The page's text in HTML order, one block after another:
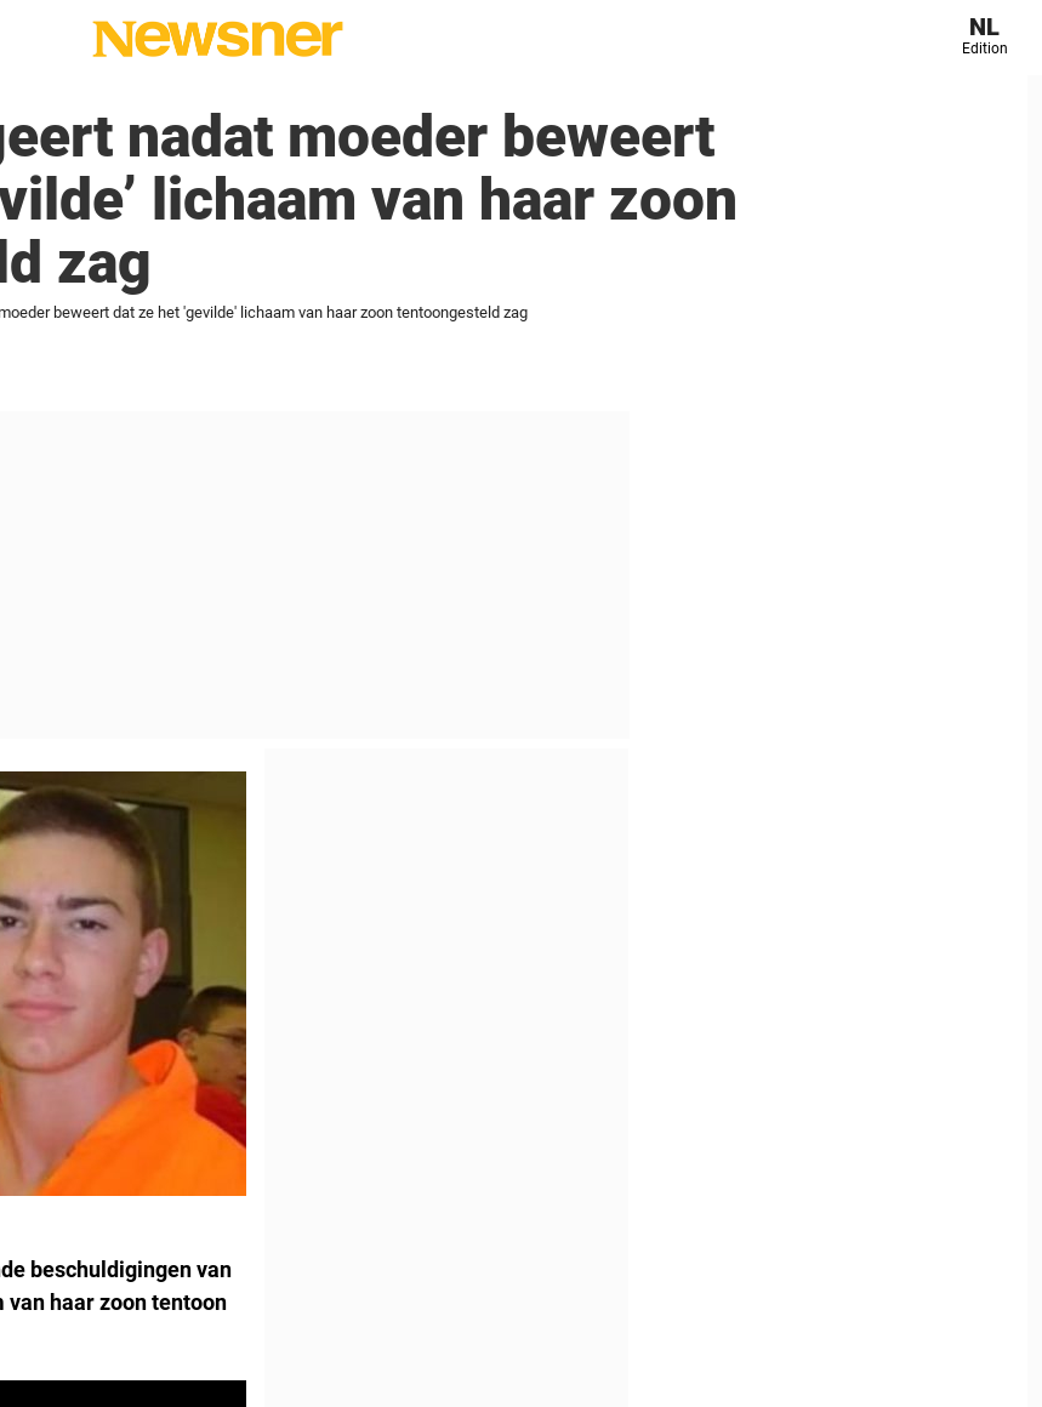
NL
Edition
nadat moeder beweert
lichaam van haar zoon
zag
beweert dat ze het 'gevilde' lichaam van haar zoon tentoongesteld zag
beschuldigingen van
van haar zoon tentoon